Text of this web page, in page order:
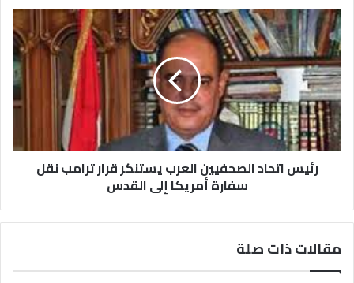
رئيس اتحاد الصحفيين العرب يستنكر قرار ترامب نقل
سفارة أمريكا إلى القدس
مقالات ذات صلة